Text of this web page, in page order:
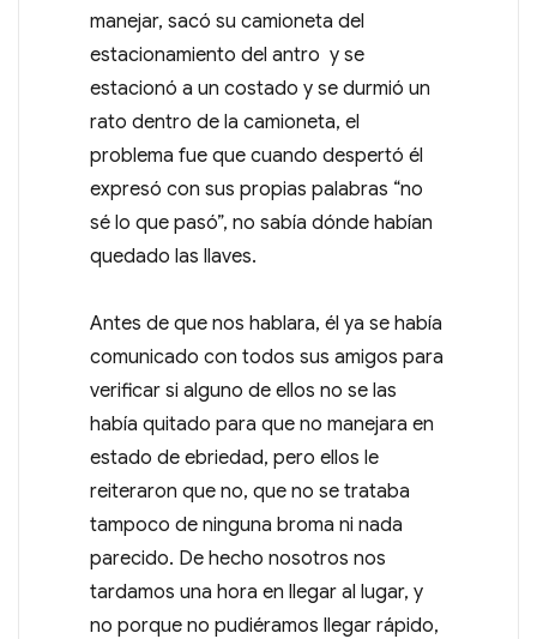
manejar, sacó su camioneta del
estacionamiento del antro y se
estacionó a un costado y se durmió un
rato dentro de la camioneta, el
problema fue que cuando despertó él
expresó con sus propias palabras “no
sé lo que pasó”, no sabía dónde habían
quedado las llaves.
Antes de que nos hablara, él ya se había
comunicado con todos sus amigos para
verificar si alguno de ellos no se las
había quitado para que no manejara en
estado de ebriedad, pero ellos le
reiteraron que no, que no se trataba
tampoco de ninguna broma ni nada
parecido. De hecho nosotros nos
tardamos una hora en llegar al lugar, y
no porque no pudiéramos llegar rápido,